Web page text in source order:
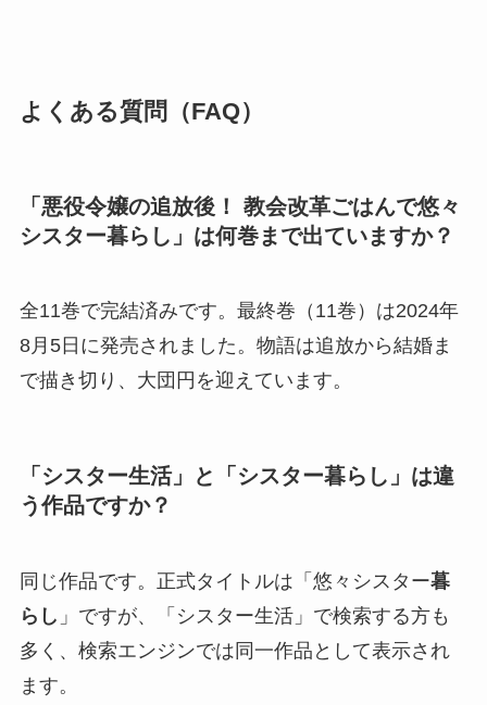
よくある質問（FAQ）
「悪役令嬢の追放後！ 教会改革ごはんで悠々
シスター暮らし」は何巻まで出ていますか？
全11巻で完結済みです。最終巻（11巻）は2024年
8月5日に発売されました。物語は追放から結婚ま
で描き切り、大団円を迎えています。
「シスター生活」と「シスター暮らし」は違
う作品ですか？
同じ作品です。正式タイトルは「悠々シスター暮
らし 」ですが、「シスター生活」で検索する方も
多く、検索エンジンでは同一作品として表示され
ます。